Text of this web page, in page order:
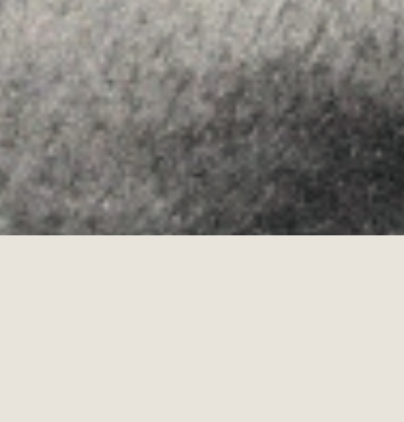
Allyon — Barcelona, Spain
Copyrights © 2026 AVISO LEGAL·
POLÍTICA DE COOKIES · POLÍTICA DE PRIVACIDAD
·